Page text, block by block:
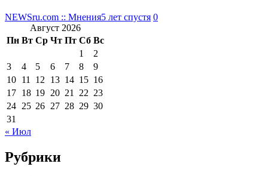
NEWSru.com :: Мнения5 лет спустя 0
Август 2026
Пн Вт Ср Чт Пт Сб Вс
1
2
3
4 5 6 7 8
9
10 11 12 13 14 15 16
17 18 19 20 21 22 23
24 25 26 27 28 29 30
31
« Июл
Рубрики